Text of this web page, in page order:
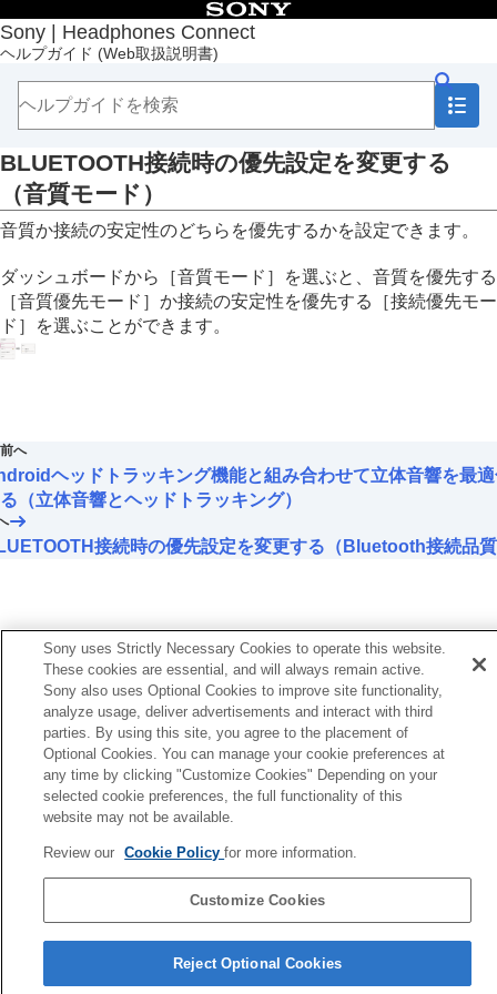
Sony | Headphones Connect
ヘルプガイド (Web取扱説明書)
目次
トップページ
準備する
使いかた
「Sony | Headphones Connect」のダッシュボー
ドについて
［ステータス］タブに表示される機能
［サウンド］タブに表示される機能
クイックサウンド設定を行う
モードを調整する（
外音コントロール
）
ヘッドホンを装着したまま会話をする（
スピ
ーク・トゥ・チャット
）
装着状態や気圧に合わせてノイズキャンセリ
好みのイコライザーに設定する（ファイン
ド・ユア・イコライザー）
ノイズキャンセリング機能を設定する
トラッキング）
BLUETOOTH接続時の優先設定を変更する
（音質モード）
BLUETOOTH接続時の優先設定を変更する
（ Bluetooth接続品質）
DSEE Extreme（高音域補完）を設定する
DSEE HX（高音域補完）を設定する
DSEE（高音域補完）を設定する
装着角度を測定して立体音響を最適化する
（ 立体音響の最適化 ）
［システム］タブに表示される機能
［サービス］タブに表示される機能
ヘッドホンの使いかたをふりかえる（アクティビ
お使いのスマートフォンにウィジェットを配置す
BLUETOOTH接続時の優先設定を変更する
（音質モード ）
音質か接続の安定性のどちらを優先するかを設定できます。
ダッシュボードから［音質モード ］を選ぶと、音質を優先する
［音質優先モード ］か接続の安定性を優先する［接続優先モー
ド ］を選ぶことができます。
前へ
ヘッドトラッキング機能と組み合わせて立体音響を最
（立体音響とヘッドトラッキング）
接続時の優先設定を変更する（Bluetooth接続品
言語選択ページへ
4-730-254-06(2)
Sony uses Strictly Necessary Cookies to operate this website.
These cookies are essential, and will always remain active.
Sony also uses Optional Cookies to improve site functionality,
analyze usage, deliver advertisements and interact with third
parties. By using this site, you agree to the placement of
Optional Cookies. You can manage your cookie preferences at
any time by clicking "Customize Cookies" Depending on your
selected cookie preferences, the full functionality of this
website may not be available.
Review our Cookie Policyfor more information.
Customize Cookies
Reject Optional Cookies